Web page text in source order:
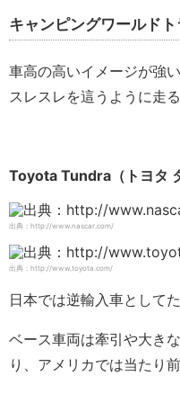
キャンピングワールドト
車高の高いイメージが強
スレスレを這うように走
Toyota Tundra（トヨタ
出典：http://www.nascar.com/
出典：http://www.toyota.com/
日本では逆輸入車として
ベース車両は牽引や大き
り、アメリカでは当たり